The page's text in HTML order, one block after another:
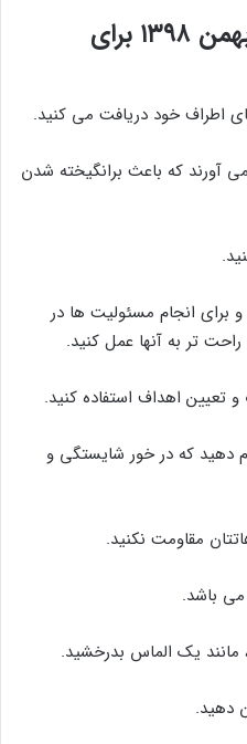
– فال روزانه در روز ۲۴ بهمن ۱۳۹۸ برای
اطراف خود دریافت می کنید.
آورند که باعث برانگیخته شدن
انجام مسئولیت ها در
راحت تر به آنها عمل کنید.
تعیین اهداف استفاده کنید.
دهید که در خور شایستگی و
مقاومت نکنید.
می باشد.
یک الماس بدرخشید.
دهید.